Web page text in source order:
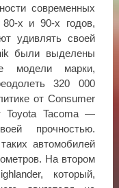
современных
х и 90-х годов,
удивлять своей
были выделены
модели марки,
320 000
от Consumer
Toyota Tacoma —
прочностью.
автомобилей
На втором
который,